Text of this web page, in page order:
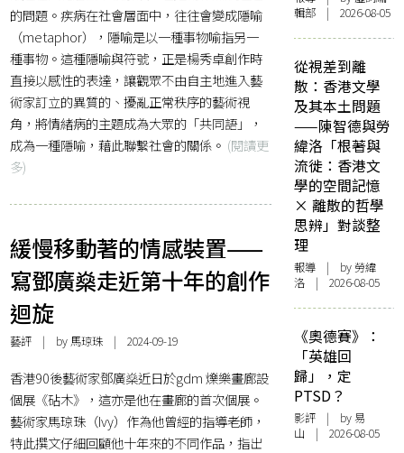
的問題。疾病在社會層面中，往往會變成隱喻
（metaphor），隱喻是以一種事物喻指另一
種事物。這種隱喻與符號，正是楊秀卓創作時
直接以感性的表達，讓觀眾不由自主地進入藝
術家訂立的異質的、擾亂正常秩序的藝術視
角，將情緒病的主題成為大眾的「共同語」，
成為一種隱喻，藉此聯繫社會的關係。 (閱讀更
多)
緩慢移動著的情感裝置——
寫鄧廣燊走近第十年的創作
迴旋
藝評 | by 馬琼珠 | 2024-09-19
香港90後藝術家鄧廣燊近日於gdm 爍樂畫廊設
個展《砧木》，這亦是他在畫廊的首次個展。
藝術家馬琼珠（Ivy）作為他曾經的指導老師，
特此撰文仔細回顧他十年來的不同作品，指出
輯部 | 2026-08-05
從視差到離
散：香港文學
及其本土問題
——陳智德與勞
緯洛「根著與
流徙：香港文
學的空間記憶
× 離散的哲學
思辨」對談整
理
報導 | by 勞緯
洛 | 2026-08-05
《奧德賽》：
「英雄回
歸」，定
PTSD？
影評 | by 易
山 | 2026-08-05